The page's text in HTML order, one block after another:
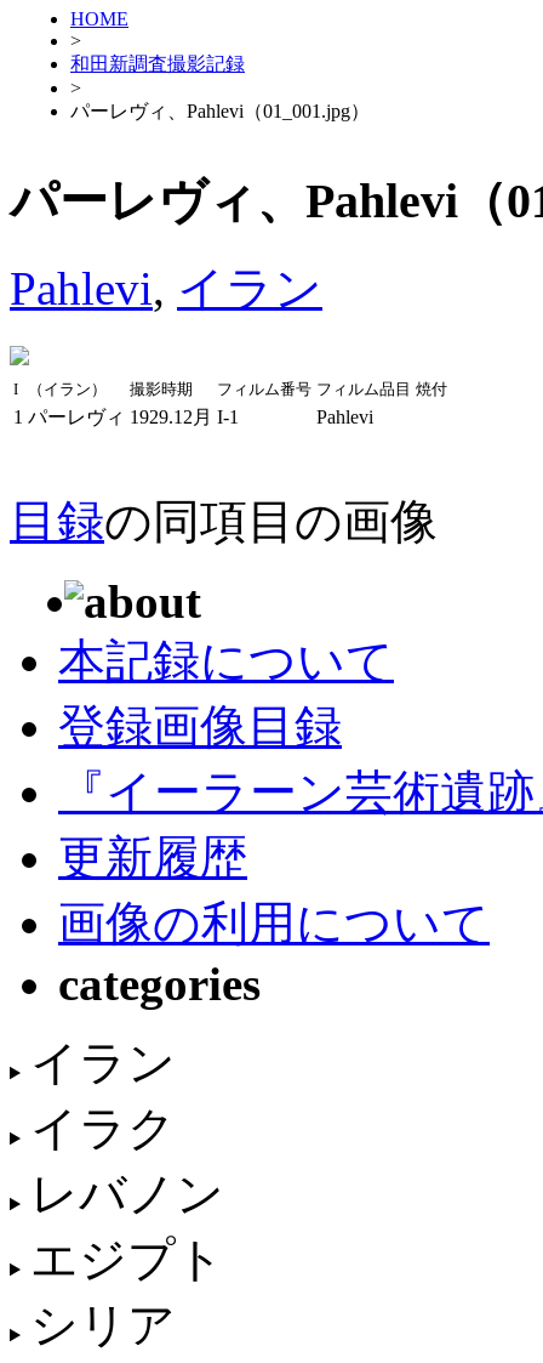
HOME
>
和田新調査撮影記録
>
パーレヴィ、Pahlevi（01_001.jpg）
パーレヴィ、Pahlevi（
Pahlevi, イラン
I （イラン） 撮影時期 フィルム番号 フィルム品目 焼付
1 パーレヴィ 1929.12月 I-1 Pahlevi
目録の同項目の画像
about
本記録について
登録画像目録
『イーラーン芸術遺
更新履歴
画像の利用について
categories
イラン
イラク
レバノン
エジプト
シリア